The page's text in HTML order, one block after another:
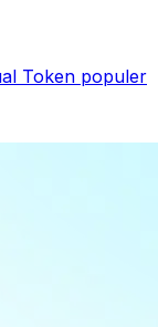
Token populer